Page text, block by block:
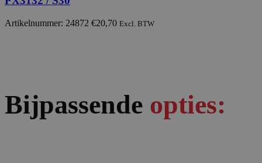
Artikelnummer: 24872 €20,70 Excl. BTW
Bijpassende opties: